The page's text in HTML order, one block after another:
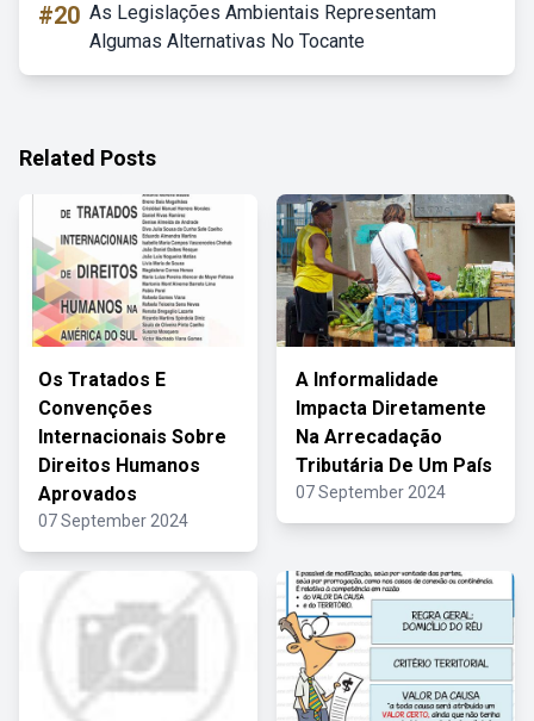
#20 As Legislações Ambientais Representam
Algumas Alternativas No Tocante
Related Posts
Os Tratados E
Convenções
Internacionais Sobre
Direitos Humanos
Aprovados
07 September 2024
A Informalidade
Impacta Diretamente
Na Arrecadação
Tributária De Um País
07 September 2024